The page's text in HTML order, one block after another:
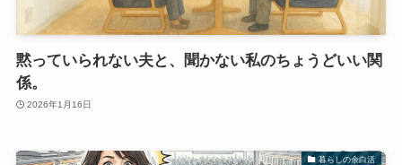
黙っていられない夫と、聞かない私のちょうどいい関
係。
2026年1月16日
暮らしの余白活